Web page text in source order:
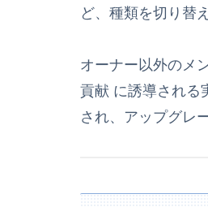
ど、種類を切り替
オーナー以外のメ
貢献 に誘導される
され、アップグレ